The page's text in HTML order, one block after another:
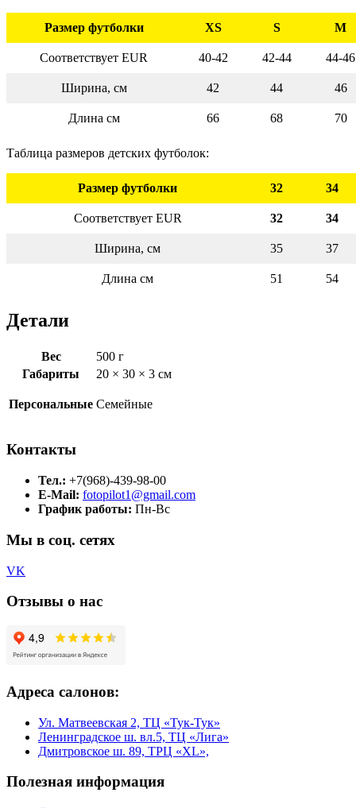
Размер футболки XS S M
Соответствует EUR 40-42 42-44 44-46
Ширина, см 42 44 46
Длина см 66 68 70
Таблица размеров детских футболок:
Размер футболки 32 34
Соответствует EUR 32 34
Ширина, см 35 37
Длина см 51 54
Детали
Вес
500 г
Габариты
20 × 30 × 3 см
Персональные Семейные
Контакты
Тел.: +7(968)-439-98-00
E-Mail: fotopilot1@gmail.com
График работы: Пн-Вс
Мы в соц. сетях
VK
Отзывы о нас
Адреса салонов:
Ул. Матвеевская 2, ТЦ «Тук-Тук»
Ленинградское ш. вл.5, ТЦ «Лига»
Дмитровское ш. 89, ТРЦ «XL»,
Полезная информация